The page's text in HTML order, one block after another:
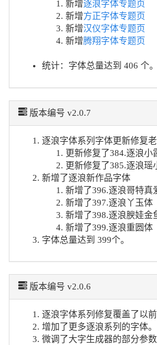
新增逐浪字体专题页
新增方正字体专题页
新增汉仪字体专题页
新增腾翔字体专题页
统计：字体总量达到 406 个。
版本编号 v2.0.7
逐浪字体系列字体更新修复
更新修复了384.逐浪小
更新修复了385.逐浪瑶
新增了逐浪新作品字体
新增了396.逐浪哥特真
新增了397.逐浪丫玉体
新增了398.逐浪腴娃金
新增了399.逐浪重圆体
字体总量达到 399个。
版本编号 v2.0.6
逐浪字体系列修复覆盖了以前
增加了更多逐浪系列的字体。
微调了大字生成器的部分参数